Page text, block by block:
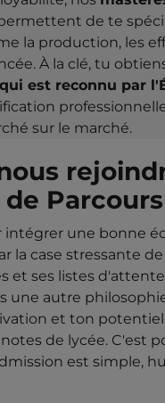
de te
la production, les
À la clé, tu
est reconnu par
sur le marché.
intégrer une bonne
la case stressante
et ses listes
une autre
et ton
de lycée. C'est
est simple,